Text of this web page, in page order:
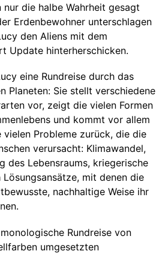
die halbe Wahrheit gesagt
Erdenbewohner unterschlagen
den Aliens mit dem
Update hinterherschicken.
eine Rundreise durch das
Planeten: Sie stellt verschiedene
vor, zeigt die vielen Formen
und kommt vor allem
Probleme zurück, die die
verursacht: Klimawandel,
des Lebensraums, kriegerische
mit denen die
nachhaltige Weise ihr
Rundreise von
umgesetzten